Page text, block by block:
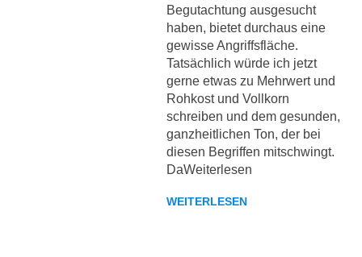
Begutachtung ausgesucht
haben, bietet durchaus eine
gewisse Angriffsfläche.
Tatsächlich würde ich jetzt
gerne etwas zu Mehrwert und
Rohkost und Vollkorn
schreiben und dem gesunden,
ganzheitlichen Ton, der bei
diesen Begriffen mitschwingt.
DaWeiterlesen
WEITERLESEN